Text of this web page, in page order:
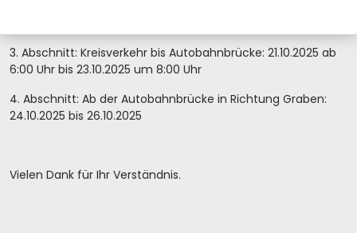
3. Abschnitt: Kreisverkehr bis Autobahnbrücke: 21.10.2025 ab
6:00 Uhr bis 23.10.2025 um 8:00 Uhr
4. Abschnitt: Ab der Autobahnbrücke in Richtung Graben:
24.10.2025 bis 26.10.2025
Vielen Dank für Ihr Verständnis.